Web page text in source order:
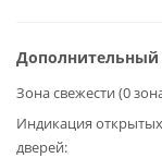
Зона свежести (0
Индикация открытых
дверей